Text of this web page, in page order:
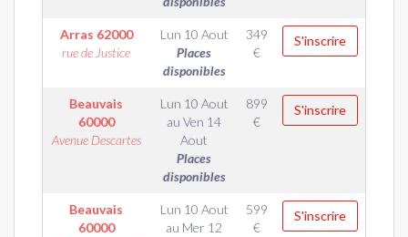
Arras 62000
rue de Justice
Lun 10 Aout
Places
disponibles
349
€
S'inscrire
Beauvais
60000
Avenue Descartes
Lun 10 Aout
au Ven 14
Aout
Places
disponibles
899
€
S'inscrire
Beauvais
60000
Lun 10 Aout
au Mer 12
599
€
S'inscrire